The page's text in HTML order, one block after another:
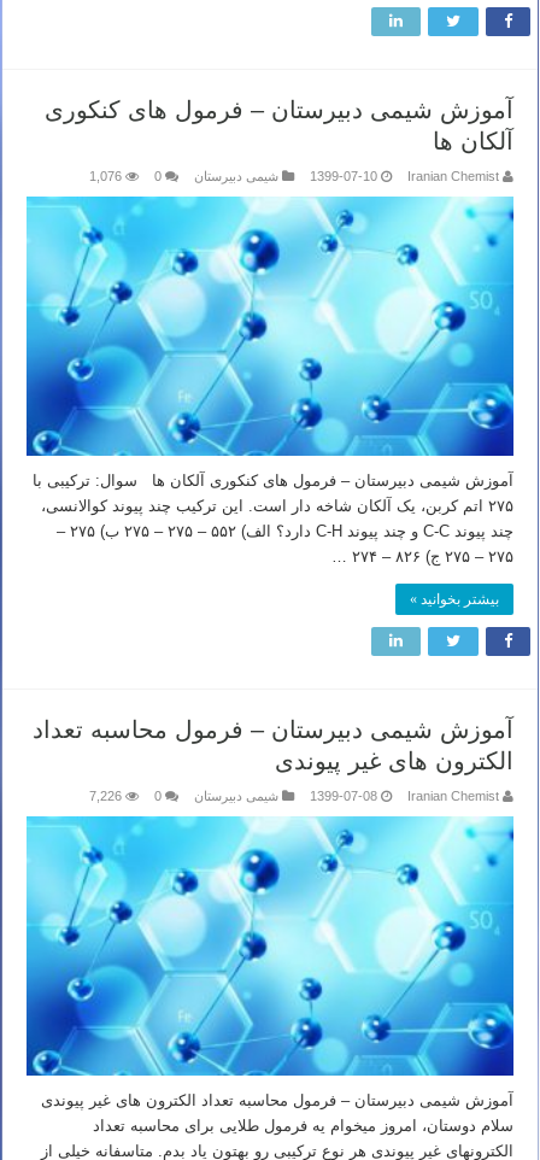
آموزش شیمی دبیرستان – فرمول های کنکوری
آلکان ها
Iranian Chemist
1399-07-10 شیمی دبیرستان 0
1,076
آموزش شیمی دبیرستان – فرمول های کنکوری آلکان ها سوال: ترکیبی با
۲۷۵ اتم کربن، یک آلکان شاخه دار است. این ترکیب چند پیوند کوالانسی،
چند پیوند C-C و چند پیوند C-H دارد؟ الف) ۵۵۲ – ۲۷۵ – ۲۷۵ ب) ۲۷۵ –
۲۷۵ – ۲۷۵ ج) ۸۲۶ – ۲۷۴ …
بیشتر بخوانید »
آموزش شیمی دبیرستان – فرمول محاسبه تعداد
الکترون های غیر پیوندی
Iranian Chemist
1399-07-08 شیمی دبیرستان 0
7,226
آموزش شیمی دبیرستان – فرمول محاسبه تعداد الکترون های غیر پیوندی
سلام دوستان، امروز میخوام یه فرمول طلایی برای محاسبه تعداد
الکترونهای غیر پیوندی هر نوع ترکیبی رو بهتون یاد بدم. متاسفانه خیلی از